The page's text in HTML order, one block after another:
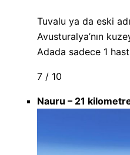
Tuvalu ya da eski
Avusturalya’nın
Adada sadece 1
7 / 10
Nauru – 21